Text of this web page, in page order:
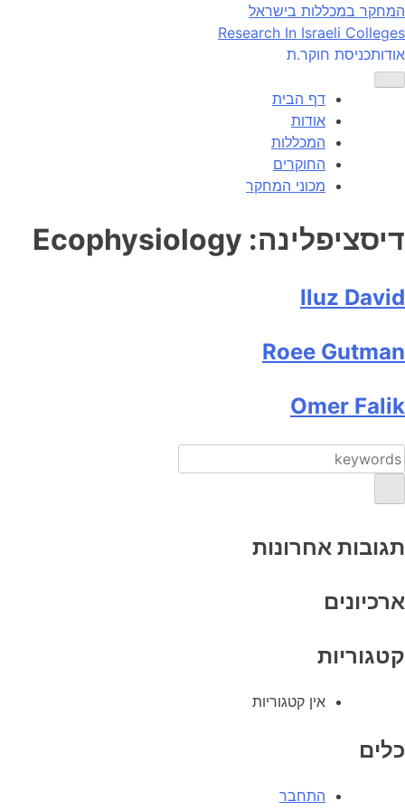
Skip
to
content
המחקר במכללות בישראל
Research In Israeli Colleges
אודותכניסת חוקר.ת
דף הבית
אודות
המכללות
החוקרים
מכוני המחקר
דיסציפלינה: Ecophysiology
Iluz David
Roee Gutman
Omer Falik
תגובות אחרונות
ארכיונים
קטגוריות
אין קטגוריות
כלים
התחבר